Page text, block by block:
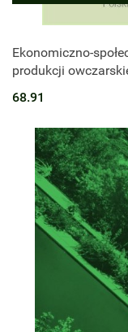
Ekonomiczno-
produkcji
68.91